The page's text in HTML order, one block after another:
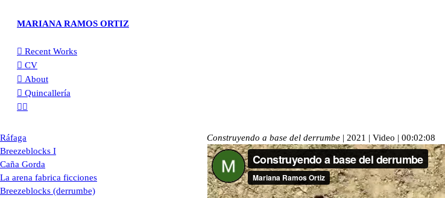
MARIANA RAMOS ORTIZ
︎︎︎ Recent Works
︎︎︎ CV
︎︎︎ About
︎︎︎ Quincallería
︎︎︎︎
Ráfaga
Breezeblocks I
Caña Gorda
La arena fabrica ficciones
Breezeblocks (derrumbe)
Construyendo a base del derrumbe | 2021 | Video | 00:02:08